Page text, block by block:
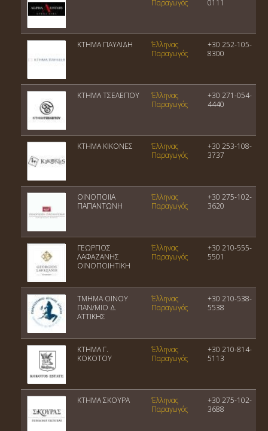
Παραγωγός 0111
ΚΤΗΜΑ ΠΑΥΛΙΔΗ
Έλληνας
Παραγωγός
+30 252-105-
8300
ΚΤΗΜΑ ΤΣΕΛΕΠΟΥ
Έλληνας
Παραγωγός
+30 271-054-
4440
ΚΤΗΜΑ ΚΙΚΟΝΕΣ
Έλληνας
Παραγωγός
+30 253-108-
3737
ΟΙΝΟΠΟΙΙΑ
ΠΑΠΑΝΤΩΝΗ
Έλληνας
Παραγωγός
+30 275-102-
3620
ΓΕΩΡΓΙΟΣ
ΛΑΦΑΖΑΝΗΣ
ΟΙΝΟΠΟΙΗΤΙΚΗ
Έλληνας
Παραγωγός
+30 210-555-
5501
TMHMA OINOY
ΠΑΝ/ΜΙΟ Δ.
ΑΤΤΙΚΗΣ
Έλληνας
Παραγωγός
+30 210-538-
5538
ΚΤΗΜΑ Γ.
ΚΟΚΟΤΟΥ
Έλληνας
Παραγωγός
+30 210-814-
5113
ΚΤΗΜΑ ΣΚΟΥΡΑ
Έλληνας
Παραγωγός
+30 275-102-
3688